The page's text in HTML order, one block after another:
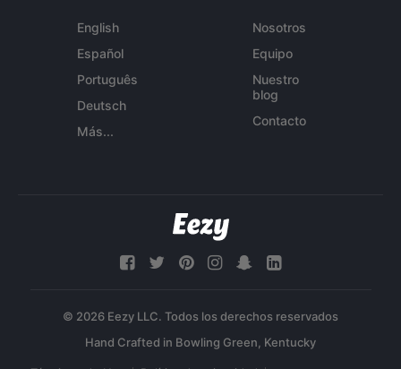
English
Español
Português
Deutsch
Más...
Nosotros
Equipo
Nuestro
blog
Contacto
© 2026 Eezy LLC. Todos los derechos reservados